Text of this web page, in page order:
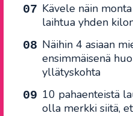
Kävele näin
laihtua yhden
Näihin 4 asiaan
ensimmäisenä
yllätyskohta
10 pahaenteistä
olla merkki siitä,